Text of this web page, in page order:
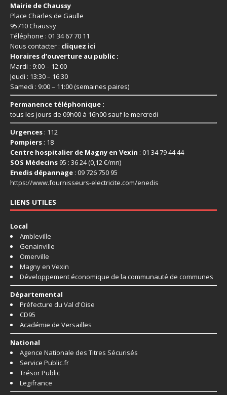
Mairie de Chaussy
Place Charles de Gaulle
95710 Chaussy
Téléphone : 01 34 67 70 11
Nous contacter : cliquez ici
Horaires d’ouverture au public :
Mardi : 9:00 – 12:00
Jeudi : 13:30 – 16:30
Samedi : 9:00 – 11:00 (semaines paires)
Permanence téléphonique :
tous les jours de 09h00 à 16h00 sauf le mercredi
Urgences : 112
Pompiers : 18
Centre hospitalier de Magny en Vexin : 01 34 79 44 44
SOS Médecins 95 : 36 24 (0,12 €/mn)
Enedis dépannage : 09 726 750 95
https://www.fournisseurs-electricite.com/enedis
LIENS UTILES
Local
Ambleville
Genainville
Omerville
Magny en Vexin
Développement économique de la communauté de communes
Départemental
Préfecture du Val d'Oise
CD95
Académie de Versailles
National
Agence Nationale des Titres Sécurisés
Service Public.fr
Trésor Public
Legifrance